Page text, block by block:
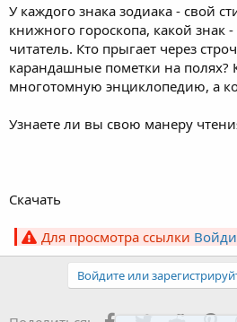
У каждого знака зодиака - свой
книжного гороскопа, какой
читатель. Кто прыгает через
карандашные пометки на полях?
многотомную энциклопедию, а
Узнаете ли вы свою манеру
Скачать
Для просмотра ссылки Войди
Войдите или